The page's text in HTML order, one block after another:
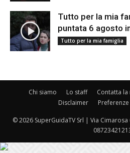
Tutto per la mia
puntata 6 agosto
Tutto per la mia famiglia
Chi siamo Lo staff Contatta
Disclaimer
© 2026 SuperGuidaTV Srl | Via Cimarosa